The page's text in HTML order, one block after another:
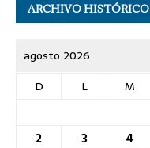
ARCHIVO HISTÓRICO
agosto 2026
D
L M
2
3 4